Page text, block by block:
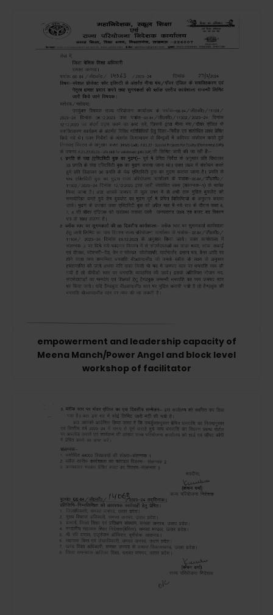
empowerment and leadership capacity of
Meena Manch/Power Angel and block level
workshop of facilitator